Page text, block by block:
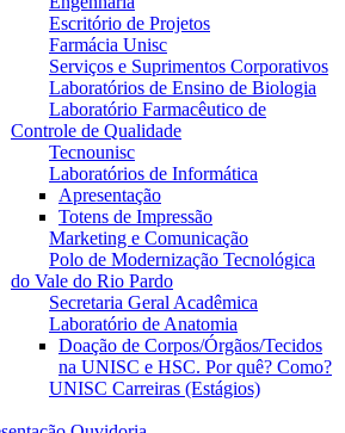
Escritório de Projetos
Farmácia Unisc
Serviços e Suprimentos Corporativos
Laboratórios de Ensino de Biologia
Laboratório Farmacêutico de
Controle de Qualidade
Tecnounisc
Laboratórios de Informática
Apresentação
Totens de Impressão
Marketing e Comunicação
Polo de Modernização Tecnológica
do Vale do Rio Pardo
Secretaria Geral Acadêmica
Laboratório de Anatomia
Doação de Corpos/Órgãos/Tecidos
na UNISC e HSC. Por quê? Como?
UNISC Carreiras (Estágios)